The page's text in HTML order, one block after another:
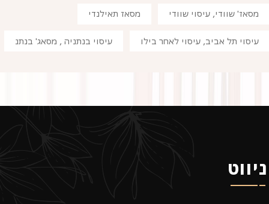
מסאז' שוודי, עיסוי שוודי מסאז תאילנדי
עיסוי תל אביב, עיסוי לאחר בילו עיסוי בנתניה , מסאג' בנתנ
ניווט